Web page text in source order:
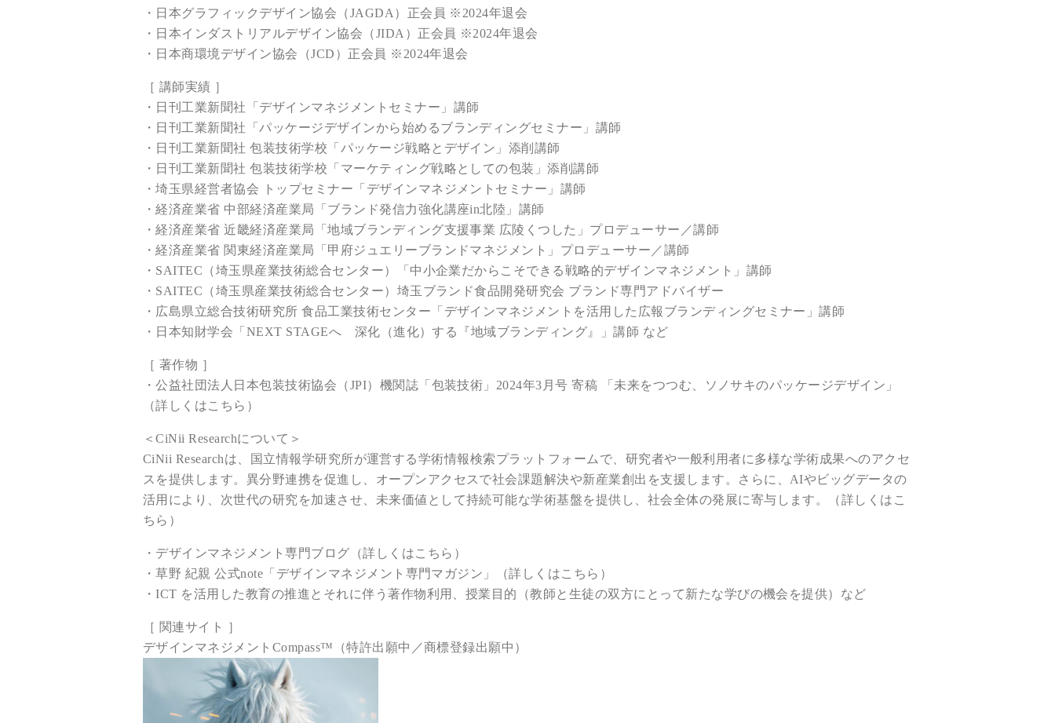
・日本グラフィックデザイン協会（JAGDA）正会員 ※2024年退会
・日本インダストリアルデザイン協会（JIDA）正会員 ※2024年退会
・日本商環境デザイン協会（JCD）正会員 ※2024年退会
［ 講師実績 ］
・日刊工業新聞社「デザインマネジメントセミナー」講師
・日刊工業新聞社「パッケージデザインから始めるブランディングセミナー」講師
・日刊工業新聞社 包装技術学校「パッケージ戦略とデザイン」添削講師
・日刊工業新聞社 包装技術学校「マーケティング戦略としての包装」添削講師
・埼玉県経営者協会 トップセミナー「デザインマネジメントセミナー」講師
・経済産業省 中部経済産業局「ブランド発信力強化講座in北陸」講師
・経済産業省 近畿経済産業局「地域ブランディング支援事業 広陵くつした」プロデューサー／講師
・経済産業省 関東経済産業局「甲府ジュエリーブランドマネジメント」プロデューサー／講師
・SAITEC（埼玉県産業技術総合センター）「中小企業だからこそできる戦略的デザインマネジメント」講師
・SAITEC（埼玉県産業技術総合センター）埼玉ブランド食品開発研究会 ブランド専門アドバイザー
・広島県立総合技術研究所 食品工業技術センター「デザインマネジメントを活用した広報ブランディングセミナー」講師
・日本知財学会「NEXT STAGEへ 深化（進化）する『地域ブランディング』」講師 など
［ 著作物 ］
・公益社団法人日本包装技術協会（JPI）機関誌「包装技術」2024年3月号 寄稿 「未来をつつむ、ソノサキのパッケージデザイン」
（詳しくはこちら）
＜CiNii Researchについて＞
CiNii Researchは、国立情報学研究所が運営する学術情報検索プラットフォームで、研究者や一般利用者に多様な学術成果へのアクセ
スを提供します。異分野連携を促進し、オープンアクセスで社会課題解決や新産業創出を支援します。さらに、AIやビッグデータの
活用により、次世代の研究を加速させ、未来価値として持続可能な学術基盤を提供し、社会全体の発展に寄与します。
（詳しくはこ
ちら）
・デザインマネジメント専門ブログ （詳しくはこちら）
・草野 紀親 公式note「デザインマネジメント専門マガジン」
（詳しくはこちら）
・ICT を活用した教育の推進とそれに伴う著作物利用、授業目的（教師と生徒の双方にとって新たな学びの機会を提供）など
［ 関連サイト ］
デザインマネジメントCompass™ （特許出願中／商標登録出願中）